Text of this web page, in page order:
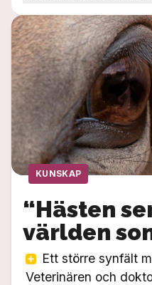
KUNSKAP
“Hästen
världen
Ett större synfält
Veterinären och